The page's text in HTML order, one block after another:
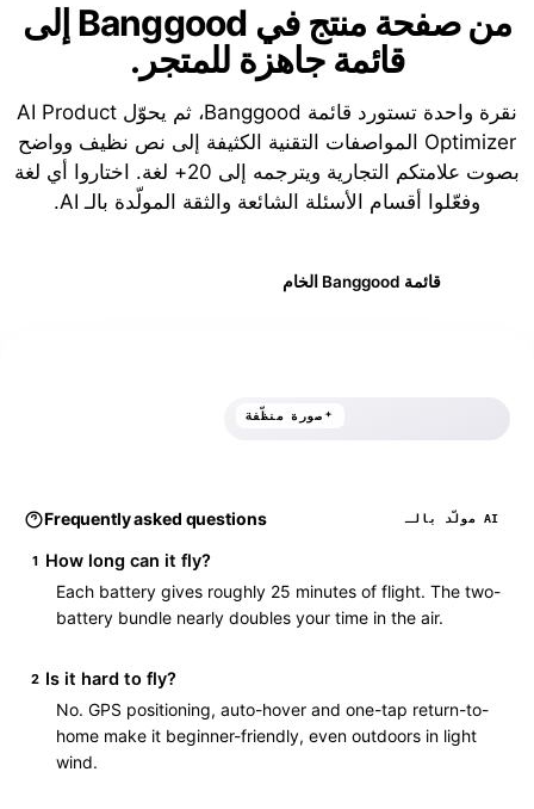
من صفحة منتج في Banggood إلى
قائمة جاهزة للمتجر.
نقرة واحدة تستورد قائمة Banggood، ثم يحوّل AI Product
Optimizer المواصفات التقنية الكثيفة إلى نص نظيف وواضح
بصوت علامتكم التجارية ويترجمه إلى 20+ لغة. اختاروا أي لغة
وفعّلوا أقسام الأسئلة الشائعة والثقة المولّدة بالـ AI.
قائمة Banggood الخام
صورة منظّفة
Frequently asked questions مولّد بالـ AI
1 How long can it fly?
Each battery gives roughly 25 minutes of flight. The two-
battery bundle nearly doubles your time in the air.
2 Is it hard to fly?
No. GPS positioning, auto-hover and one-tap return-to-
home make it beginner-friendly, even outdoors in light
wind.